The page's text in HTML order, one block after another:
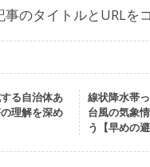
事のタイトルとURLを
する自治体あ
理解を深め
線状降水帯
台風の気象
う【早めの